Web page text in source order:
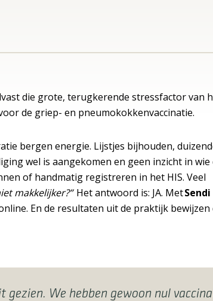
die grote, terugkerende stressfactor van
de griep- en pneumokokkenvaccinatie.
bergen energie. Lijstjes bijhouden,
wel is aangekomen en geen inzicht in wie
of handmatig registreren in het HIS. Veel
makkelijker?”Het antwoord is: JA. MetSendi
En de resultaten uit de praktijk
gezien. We hebben gewoon nul